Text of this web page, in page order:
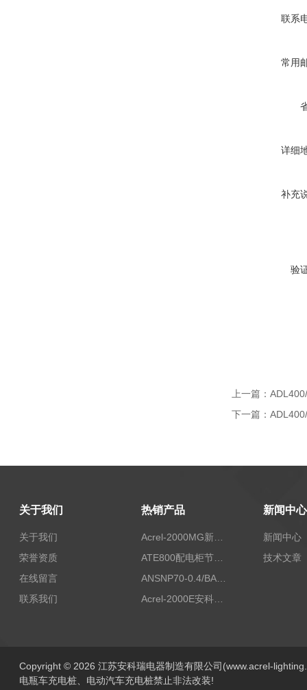
联系
常用
详细
补充
验
上一篇：
下一篇：
关于我们
关于我们
荣誉资质
在线留言
联系我们
热销产品
Acrel-2000MG新能源消纳安科瑞微电网能量管理系统
ATE800配电柜节点无线测温/表带捆绑/无源感应取电
ANSNP70-0.4/BANSNP中线安防保护器 治理三相不平衡
Acrel-2000E安科瑞Acrel配电室综合监控系统
新闻中心
新闻中心
技术文章
Copyright © 2026 江苏安科瑞电器制造有限公司(www.acrel-
电瓶车充电桩、电动汽车充电桩禁止非法改装!